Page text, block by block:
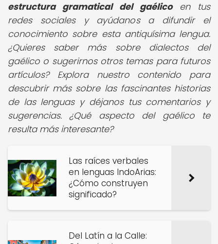
estructura gramatical del gaélicoen tus
redes sociales y ayúdanos a difundir el
conocimiento sobre esta antiquísima lengua.
¿Quieres saber más sobre dialectos del
gaélico o sugerirnos otros temas para futuros
artículos? Explora nuestro contenido para
descubrir más sobre las fascinantes historias
de las lenguas y déjanos tus comentarios y
sugerencias. ¿Qué aspecto del gaélico te
resulta más interesante?
Las raíces verbales
en lenguas IndoArias:
¿Cómo construyen
significado?
Del Latín a la Calle: